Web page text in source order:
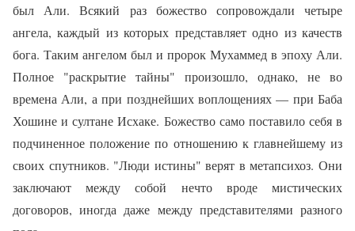
был Али. Всякий раз божество сопровождали четыре
ангела, каждый из которых представляет одно из качеств
бога. Таким ангелом был и пророк Му­хаммед в эпоху Али.
Полное "раскрытие тайны" произошло, однако, не во
времена Али, а при позднейших воплощениях — при Баба
Хошине и султане Исхаке. Божество само поставило себя в
подчиненное положе­ние по отношению к главнейшему из
своих спутников. "Люди истины" верят в метапсихоз. Они
заключают между собой нечто вроде мисти­ческих
договоров, иногда даже между представителями разного